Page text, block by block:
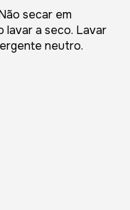
secar em
lavar a seco. Lavar
neutro.